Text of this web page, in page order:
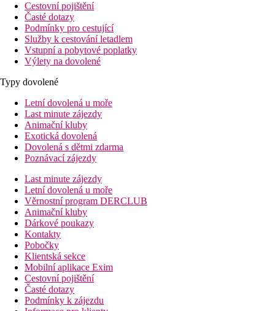
Cestovní pojištění
Časté dotazy
Podmínky pro cestující
Služby k cestování letadlem
Vstupní a pobytové poplatky
Výlety na dovolené
Typy dovolené
Letní dovolená u moře
Last minute zájezdy
Animační kluby
Exotická dovolená
Dovolená s dětmi zdarma
Poznávací zájezdy
Last minute zájezdy
Letní dovolená u moře
Věrnostní program DERCLUB
Animační kluby
Dárkové poukazy
Kontakty
Pobočky
Klientská sekce
Mobilní aplikace Exim
Cestovní pojištění
Časté dotazy
Podmínky k zájezdu